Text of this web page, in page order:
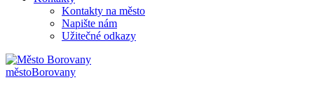
Kontakty na město
Napište nám
Užitečné odkazy
městoBorovany